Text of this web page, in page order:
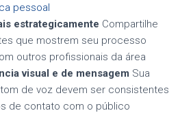
pessoal
estrategicamente Compartilhe
que mostrem seu processo
outros profissionais da área
visual e de mensagem Sua
de voz devem ser consistentes
de contato com o público